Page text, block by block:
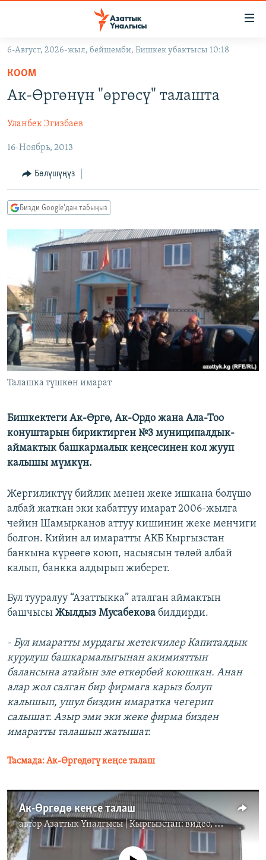
Навигацияга
өтүңүз
Издөөгө
салыңызКЫРГЫЗСТАН
САЯСАТ
ЭКОНОМИКА
МАДАНИЯТ
ДҮЙНӨ
ДҮЙНӨ
БОРБОР АЗИЯ
УКРАИНА
АТАЙЫН ИЛИКТӨӨ
ТВ ПРОГРАММАЛАР
БҮГҮН АЗАТТЫКТА
ЭКСПЕРТТЕР ТАЛДАЙТ
БИЗ ЖАНА ДҮЙНӨ
ДАНИСТЕ
ЭЖЕ-СИҢДИЛЕР
АЗАТТЫК+
ЫҢГАЙСЫЗ СУРООЛОР
ПОДКАСТ
ӨЗГӨЧӨ ПИКИР
Русский
ОНЛАЙН ШЕРИНЕ
ЭЕ/АРнун бардык сайттары
6-Август, 2026-жыл, бейшемби, Бишкек убактысы 10:18
КООМ
Ак-Өргөнүн "өргөсү" талашта
Уланбек Эгизбаев
16-Ноябрь, 2013
Бөлүшүңүз
Бизди Google'дан табыңыз
Талашка түшкөн имарат
Бишкектеги Ак-Өргө, Ак-Ордо жана Ала-Тоо
конуштарын бириктирген №3 муниципалдык-
аймактык башкармалык кеңсесинен кол жууп
калышы мүмкүн.
Жергиликтүү бийлик менен жеке ишкана бөлүшө
албай жаткан эки кабаттуу имарат 2006-жылга
чейин Шамырканов аттуу кишинин жеке менчиги
болгон. Кийин ал имаратты АКБ Кыргызстан
банкына күрөөгө коюп, насыясын төлөй албай
калып, банкка алдырып жиберет.
Бул тууралуу “Азаттыкка” аталган аймактын
башчысы Жылдыз Мусабекова билдирди.
- Бул имаратты мурдагы жетекчилер Капиталдык
курулуш башкармалыгынан акимияттын
балансына атайын эле өткөрбөй коюшкан. Анан
алар жол салган бир фирмага карыз болуп
калышып, ушул биздин имаратка чегерип
салышат. Азыр эми эки жеке фирма бизден
имаратты талашып жатышат.
Тасмада: Ак-Өргөдөгү кеңсе талаш
Ак-Өргөдө кеңсе талаш
авторАзаттык Үналгысы | Кыргызстан: видео, фото, кабарлар
No media source currently available